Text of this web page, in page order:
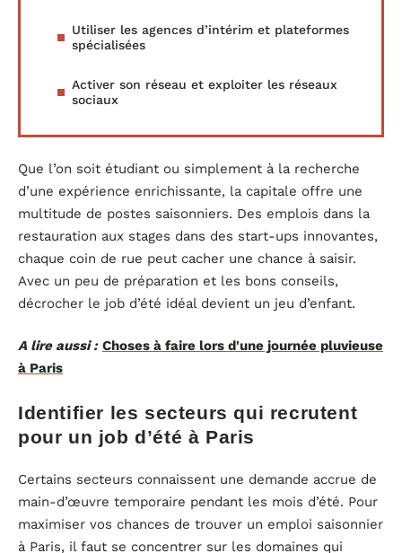
Utiliser les agences d’intérim et plateformes
spécialisées
Activer son réseau et exploiter les réseaux
sociaux
Que l’on soit étudiant ou simplement à la recherche
d’une expérience enrichissante, la capitale offre une
multitude de postes saisonniers. Des emplois dans la
restauration aux stages dans des start-ups innovantes,
chaque coin de rue peut cacher une chance à saisir.
Avec un peu de préparation et les bons conseils,
décrocher le job d’été idéal devient un jeu d’enfant.
A lire aussi : Choses à faire lors d'une journée pluvieuse
à Paris
Identifier les secteurs qui recrutent
pour un job d’été à Paris
Certains secteurs connaissent une demande accrue de
main-d’œuvre temporaire pendant les mois d’été. Pour
maximiser vos chances de trouver un emploi saisonnier
à Paris, il faut se concentrer sur les domaines qui